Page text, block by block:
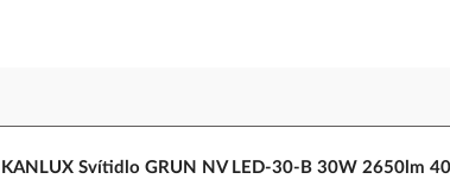
KANLUX Svítidlo GRUN NV LED-30-B 30W 2650lm